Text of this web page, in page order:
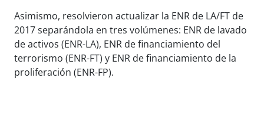
Asimismo, resolvieron actualizar la ENR de LA/FT de
2017 separándola en tres volúmenes: ENR de lavado
de activos (ENR-LA), ENR de financiamiento del
terrorismo (ENR-FT) y ENR de financiamiento de la
proliferación (ENR-FP).